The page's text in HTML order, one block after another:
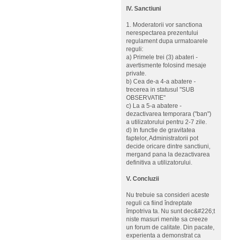
IV. Sanctiuni
1. Moderatorii vor sanctiona
nerespectarea prezentului
regulament dupa urmatoarele
reguli:
a) Primele trei (3) abateri -
avertismente folosind mesaje
private.
b) Cea de-a 4-a abatere -
trecerea in statusul "SUB
OBSERVATIE"
c) La a 5-a abatere -
dezactivarea temporara ("ban")
a utilizatorului pentru 2-7 zile.
d) In functie de gravitatea
faptelor, Administratorii pot
decide oricare dintre sanctiuni,
mergand pana la dezactivarea
definitiva a utilizatorului.
V. Concluzii
Nu trebuie sa consideri aceste
reguli ca fiind îndreptate
împotriva ta. Nu sunt dec&#226;t
niste masuri menite sa creeze
un forum de calitate. Din pacate,
experienta a demonstrat ca